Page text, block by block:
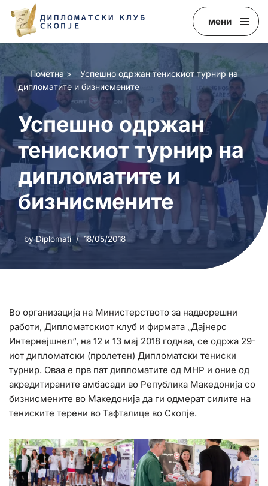
Skip
to
content
мени
Почетна >
Успешно одржан тенискиот турнир на
дипломатите и бизнисмените
Успешно одржан
тенискиот турнир на
дипломатите и
бизнисмените
byDiplomati 18/05/2018
Во организација на Министерството за надворешни
работи, Дипломатскиот клуб и фирмата „Дајнерс
Интернејшнел“, на 12 и 13 мај 2018 годнаа, се одржа 29-
иот дипломатски (пролетен) Дипломатски тениски
турнир. Оваа е прв пат дипломатите од МНР и оние од
акредитираните амбасади во Република Македонија со
бизнисмените во Македонија да ги одмерат силите на
тениските терени во Тафталице во Скопје.